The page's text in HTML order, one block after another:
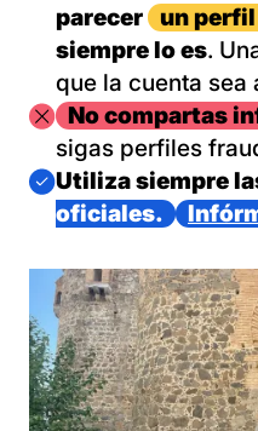
parecer
un
siempre lo es.
que la cuenta sea
ImagenNo compartas
sigas perfiles
Imagen
Utiliza siempre
oficiales.